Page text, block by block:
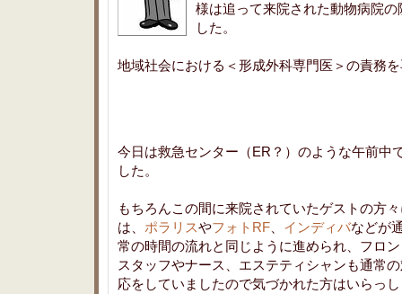
様は追って来院された動物病院
した。
地域社会における＜形成外科専門医＞の責務
今日は救急センター（ER？）のような午前中
した。
もちろんこの間に来院されていたゲストの方
は、 ポラリスやフォトRF インディバなどが
常の時間の流れと同じように進められ、フロ
スタッフやナース、エステティシャンも通常
応をしていましたので気づかれた方はいらっ